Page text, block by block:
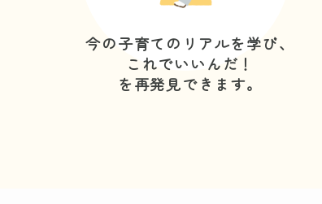
今の子育てのリアルを学び、
これでいいんだ！
を再発見できます。